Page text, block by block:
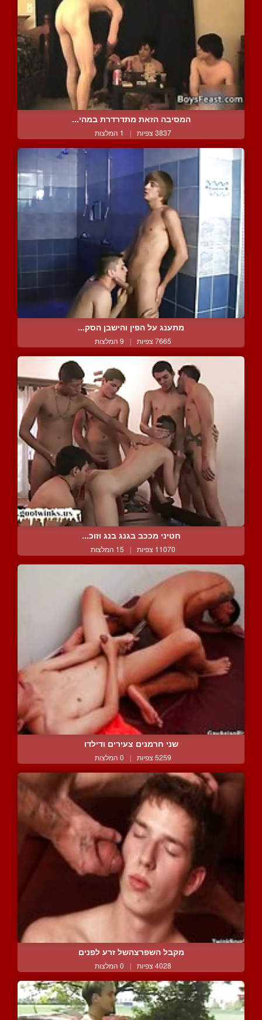
המסיבה הזאת מתדרדרת במהי...
3837 צפיות | 1 המלצות
מתענג על הפין והישבן הסק...
7665 צפיות | 9 המלצות
חטיני מככב בגנג בנג וזוכ...
11070 צפיות | 15 המלצות
שני חרמנים צעירים ודילדו
5259 צפיות | 0 המלצות
מקבל השפרצהשל זרע לפנים
4028 צפיות | 0 המלצות